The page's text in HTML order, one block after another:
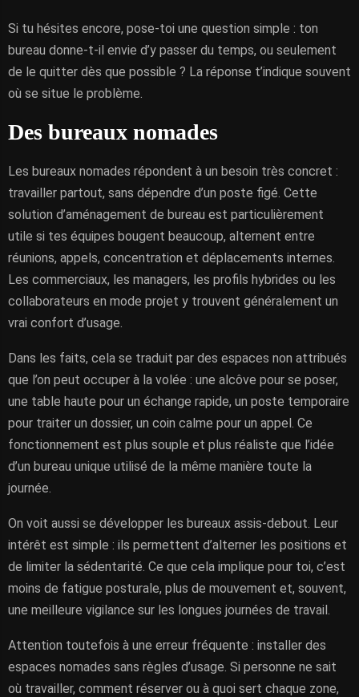
Si tu hésites encore, pose-toi une question simple : ton
bureau donne-t-il envie d’y passer du temps, ou seulement
de le quitter dès que possible ? La réponse t’indique souvent
où se situe le problème.
Des bureaux nomades
Les bureaux nomades répondent à un besoin très concret :
travailler partout, sans dépendre d’un poste figé. Cette
solution d’aménagement de bureau est particulièrement
utile si tes équipes bougent beaucoup, alternent entre
réunions, appels, concentration et déplacements internes.
Les commerciaux, les managers, les profils hybrides ou les
collaborateurs en mode projet y trouvent généralement un
vrai confort d’usage.
Dans les faits, cela se traduit par des espaces non attribués
que l’on peut occuper à la volée : une alcôve pour se poser,
une table haute pour un échange rapide, un poste temporaire
pour traiter un dossier, un coin calme pour un appel. Ce
fonctionnement est plus souple et plus réaliste que l’idée
d’un bureau unique utilisé de la même manière toute la
journée.
On voit aussi se développer les bureaux assis-debout. Leur
intérêt est simple : ils permettent d’alterner les positions et
de limiter la sédentarité. Ce que cela implique pour toi, c’est
moins de fatigue posturale, plus de mouvement et, souvent,
une meilleure vigilance sur les longues journées de travail.
Attention toutefois à une erreur fréquente : installer des
espaces nomades sans règles d’usage. Si personne ne sait
où travailler, comment réserver ou à quoi sert chaque zone,